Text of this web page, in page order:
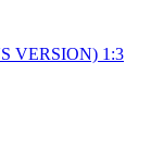
VERSION) 1:3